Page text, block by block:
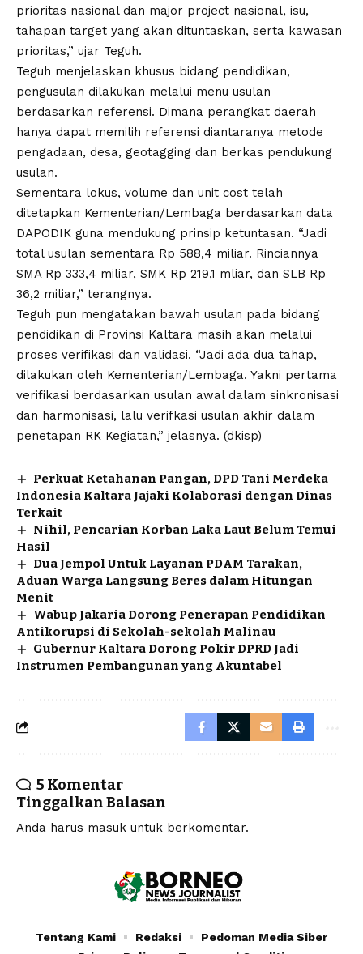
prioritas nasional dan major project nasional, isu,
tahapan target yang akan dituntaskan, serta kawasan
prioritas,” ujar Teguh.
Teguh menjelaskan khusus bidang pendidikan,
pengusulan dilakukan melalui menu usulan
berdasarkan referensi. Dimana perangkat daerah
hanya dapat memilih referensi diantaranya metode
pengadaan, desa, geotagging dan berkas pendukung
usulan.
Sementara lokus, volume dan unit cost telah
ditetapkan Kementerian/Lembaga berdasarkan data
DAPODIK guna mendukung prinsip ketuntasan. “Jadi
total usulan sementara Rp 588,4 miliar. Rinciannya
SMA Rp 333,4 miliar, SMK Rp 219,1 mliar, dan SLB Rp
36,2 miliar,” terangnya.
Teguh pun mengatakan bawah usulan pada bidang
pendidikan di Provinsi Kaltara masih akan melalui
proses verifikasi dan validasi. “Jadi ada dua tahap,
dilakukan oleh Kementerian/Lembaga. Yakni pertama
verifikasi berdasarkan usulan awal dalam sinkronisasi
dan harmonisasi, lalu verifkasi usulan akhir dalam
penetapan RK Kegiatan,” jelasnya. (dkisp)
Perkuat Ketahanan Pangan, DPD Tani Merdeka
Indonesia Kaltara Jajaki Kolaborasi dengan Dinas
Terkait
Nihil, Pencarian Korban Laka Laut Belum Temui
Hasil
Dua Jempol Untuk Layanan PDAM Tarakan,
Aduan Warga Langsung Beres dalam Hitungan
Menit
Wabup Jakaria Dorong Penerapan Pendidikan
Antikorupsi di Sekolah-sekolah Malinau
Gubernur Kaltara Dorong Pokir DPRD Jadi
Instrumen Pembangunan yang Akuntabel
5 Komentar
Tinggalkan Balasan
Anda harus masuk untuk berkomentar.
Tentang Kami Redaksi
Pedoman Media Siber